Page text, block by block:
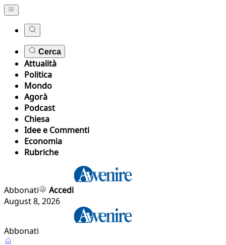
Cerca
Attualità
Politica
Mondo
Agorà
Podcast
Chiesa
Idee e Commenti
Economia
Rubriche
Abbonati
Accedi
August 8, 2026
Abbonati